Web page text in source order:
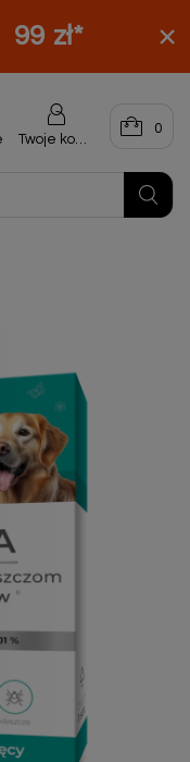
99 zł*
Twoje konto
0